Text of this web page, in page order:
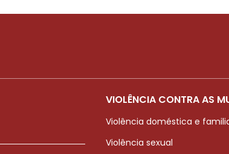
VIOLÊNCIA CONTRA AS
Violência doméstica e
Violência sexual